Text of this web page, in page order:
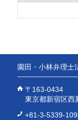
園田・小林弁理
〒163-0434
東京都新宿区
+81-3-5339-